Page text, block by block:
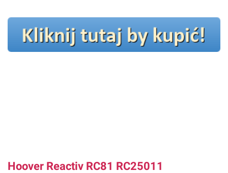
Hoover Reactiv RC81 RC25011